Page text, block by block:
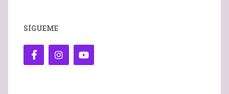
SÍGUEME